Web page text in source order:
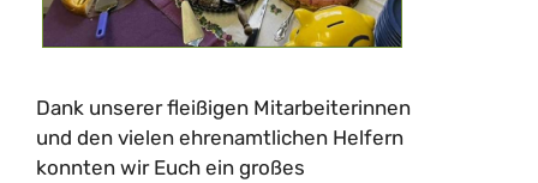
Dank unserer fleißigen Mitarbeiterinnen
und den vielen ehrenamtlichen Helfern
konnten wir Euch ein großes